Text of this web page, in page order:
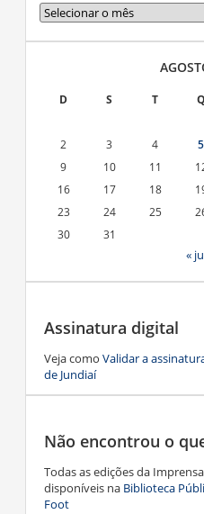
Edições
por
data
D S T Q
2
3 4 5
9
10 11
16
17 18
23
24 25
30
31
«
Assinatura digital
Veja como Validar a
de Jundiaí
Não encontrou o
Todas as edições da
disponíveis na Biblioteca
Foot